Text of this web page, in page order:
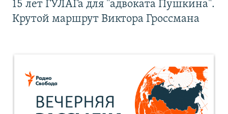
15 лет ГУЛАГа для "адвоката Пушкина".
Крутой маршрут Виктора Гроссмана